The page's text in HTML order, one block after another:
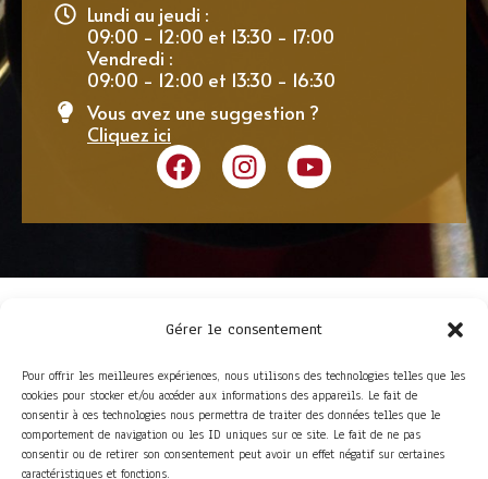
Gérer le consentement
Pour offrir les meilleures expériences, nous utilisons des technologies telles que les
cookies pour stocker et/ou accéder aux informations des appareils. Le fait de
consentir à ces technologies nous permettra de traiter des données telles que le
comportement de navigation ou les ID uniques sur ce site. Le fait de ne pas
consentir ou de retirer son consentement peut avoir un effet négatif sur certaines
caractéristiques et fonctions.
Lundi au jeudi :
09:00 - 12:00 et 13:30 - 17:00
Vendredi :
09:00 - 12:00 et 13:30 - 16:30
Vous avez une suggestion ?
Cliquez ici
ACCÈS RAPIDE